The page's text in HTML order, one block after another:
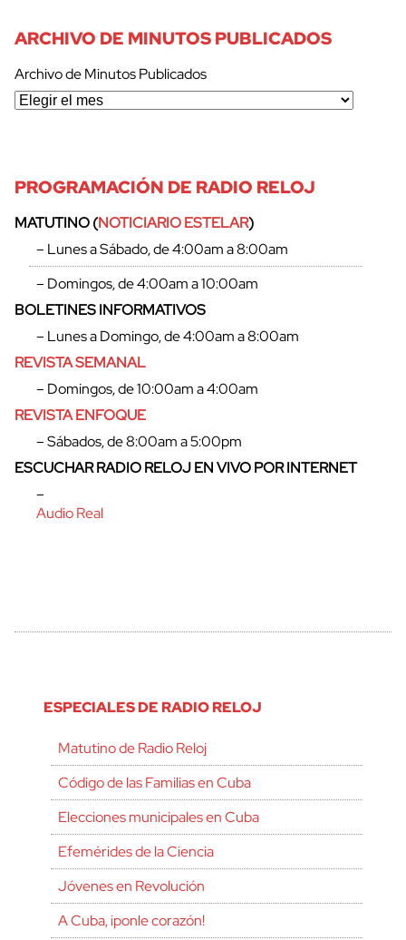
cerrar
ARCHIVO DE MINUTOS PUBLICADOS
Archivo de Minutos Publicados
PROGRAMACIÓN DE RADIO RELOJ
MATUTINO (NOTICIARIO ESTELAR)
– Lunes a Sábado, de 4:00am a 8:00am
– Domingos, de 4:00am a 10:00am
BOLETINES INFORMATIVOS
– Lunes a Domingo, de 4:00am a 8:00am
REVISTA SEMANAL
– Domingos, de 10:00am a 4:00am
REVISTA ENFOQUE
– Sábados, de 8:00am a 5:00pm
ESCUCHAR RADIO RELOJ EN VIVO POR INTERNET
–
Audio Real
ESPECIALES DE RADIO RELOJ
Matutino de Radio Reloj
Código de las Familias en Cuba
Elecciones municipales en Cuba
Efemérides de la Ciencia
Jóvenes en Revolución
A Cuba, ¡ponle corazón!